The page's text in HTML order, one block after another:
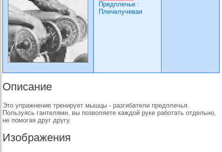
Предплечье :
Плечелучевая
Описание
Это упражнение тренирует мышцы - разгибатели предплечья.
Пользуясь гантелями, вы позволяете каждой руке работать отдельно,
не помогая друг другу.
Изображения